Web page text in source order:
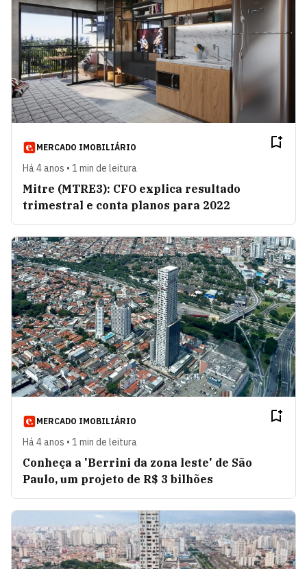
MERCADO IMOBILIÁRIO
Há 4 anos • 1 min de leitura
Mitre (MTRE3): CFO explica resultado
trimestral e conta planos para 2022
MERCADO IMOBILIÁRIO
Há 4 anos • 1 min de leitura
Conheça a 'Berrini da zona leste' de São
Paulo, um projeto de R$ 3 bilhões